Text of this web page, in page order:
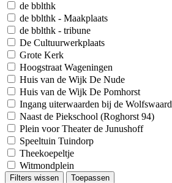
de bblthk
de bblthk - Maakplaats
de bblthk - tribune
De Cultuurwerkplaats
Grote Kerk
Hoogstraat Wageningen
Huis van de Wijk De Nude
Huis van de Wijk De Pomhorst
Ingang uiterwaarden bij de Wolfswaard
Naast de Piekschool (Roghorst 94)
Plein voor Theater de Junushoff
Speeltuin Tuindorp
Theekoepeltje
Witmondplein
Filters wissen
Toepassen